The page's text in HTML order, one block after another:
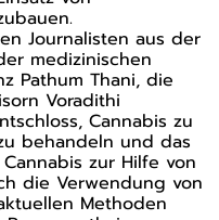
Journalisten aus der
medizinischen
Pathum Thani, die
Voradithi
Cannabis zu
behandeln und das
zur Hilfe von
die Verwendung von
Methoden